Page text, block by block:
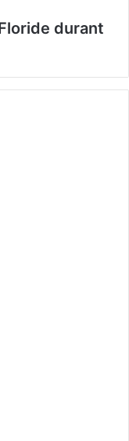
durant